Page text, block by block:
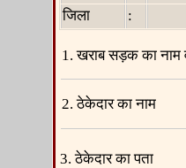
जिला
:
1. खराब सड़क का नाम
2. ठेकेदार का नाम
3. ठेकेदार का पता